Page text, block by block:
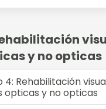
y no opticas
4: Rehabilitación
opticas y no opticas